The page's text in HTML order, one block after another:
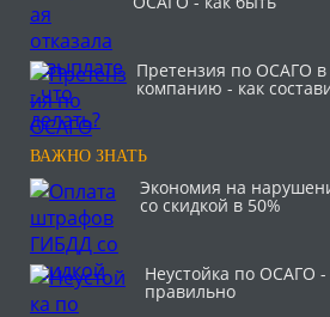
Претензия по ОСАГО в
компанию - как
ВАЖНО ЗНАТЬ
Экономия на
со скидкой в 50%
Неустойка по ОСАГО
правильно